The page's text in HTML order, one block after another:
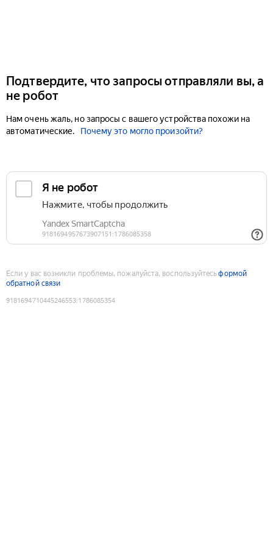
Подтвердите, что запросы отправляли вы, а
не робот
Нам очень жаль, но запросы с вашего устройства похожи на
автоматические.
Почему это могло произойти?
Если у вас возникли проблемы, пожалуйста, воспользуйтесьформой
обратной связи
9181694710445246553:1786085354